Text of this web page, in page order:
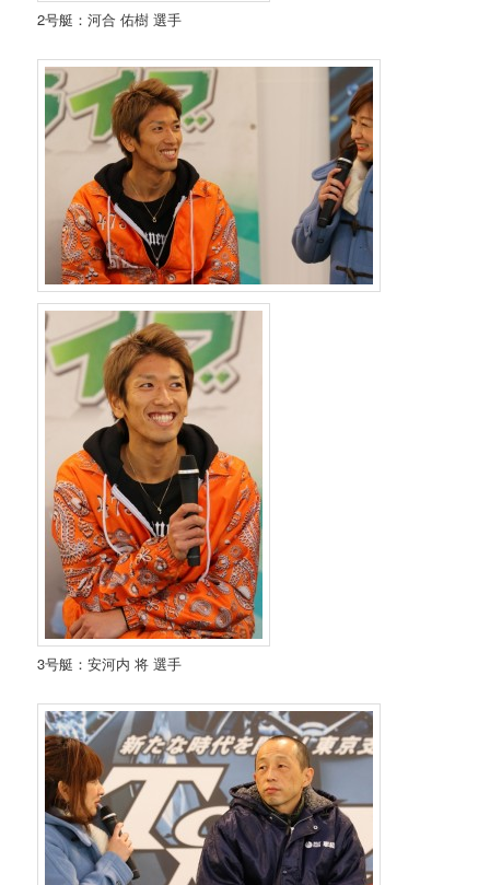
2号艇：河合 佑樹 選手
3号艇：安河内 将 選手